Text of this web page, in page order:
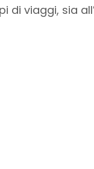
viaggi, sia